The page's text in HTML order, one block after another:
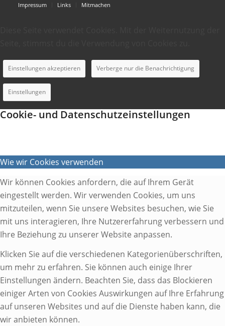
Impressum
Links Mitmachen
Einstellungen akzeptieren Verberge nur die Benachrichtigung
Einstellungen
Cookie- und Datenschutzeinstellungen
Wie wir Cookies verwenden
Wir können Cookies anfordern, die auf Ihrem Gerät
eingestellt werden. Wir verwenden Cookies, um uns
mitzuteilen, wenn Sie unsere Websites besuchen, wie Sie
mit uns interagieren, Ihre Nutzererfahrung verbessern und
Ihre Beziehung zu unserer Website anpassen.
Klicken Sie auf die verschiedenen Kategorienüberschriften,
um mehr zu erfahren. Sie können auch einige Ihrer
Einstellungen ändern. Beachten Sie, dass das Blockieren
einiger Arten von Cookies Auswirkungen auf Ihre Erfahrung
auf unseren Websites und auf die Dienste haben kann, die
wir anbieten können.